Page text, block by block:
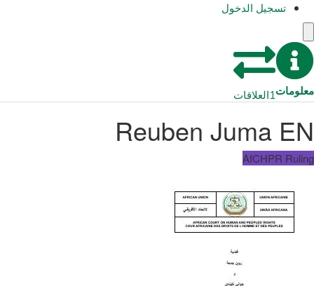
تسجيل الدخول
معلومات1العلاقات
Reuben Juma EN
AfCHPR Ruling